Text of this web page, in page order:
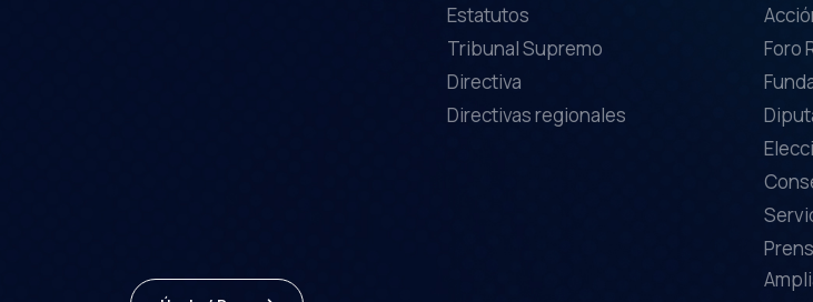
Estatutos
Tribunal Supremo
Directiva
Directivas regionales
Foro